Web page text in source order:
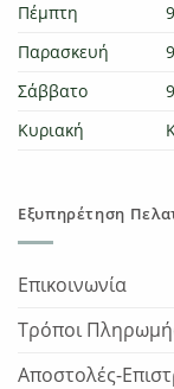
Πέμπτη
Παρασκευή
Σάββατο
Κυριακή
Εξυπηρέτηση
Επικοινωνία
Τρόποι
Αποστολές-